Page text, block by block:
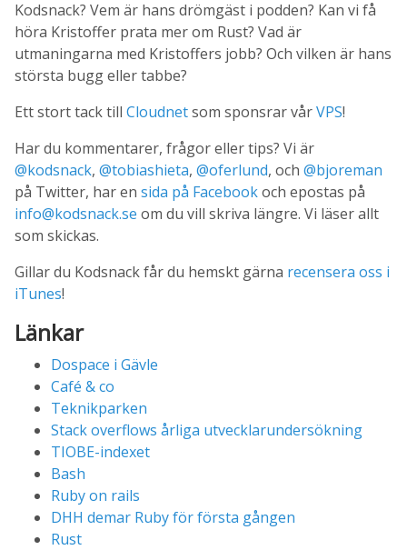
Kodsnack? Vem är hans drömgäst i podden? Kan vi få
höra Kristoffer prata mer om Rust? Vad är
utmaningarna med Kristoffers jobb? Och vilken är hans
största bugg eller tabbe?
Ett stort tack till Cloudnetsom sponsrar vårVPS!
Har du kommentarer, frågor eller tips? Vi är
@kodsnack, @tobiashieta, @oferlund, och @bjoreman
på Twitter, har en sida på Facebookoch epostas på
info@kodsnack.se om du vill skriva längre. Vi läser allt
som skickas.
Gillar du Kodsnack får du hemskt gärna recensera oss i
iTunes!
Länkar
Dospace i Gävle
Café & co
Teknikparken
Stack overflows årliga utvecklarundersökning
TIOBE-indexet
Bash
Ruby on rails
DHH demar Ruby för första gången
Rust